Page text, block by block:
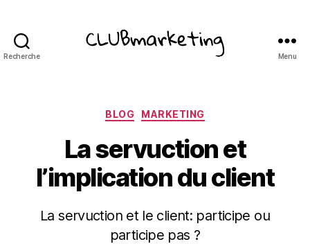
Recherche Menu
Catégories
BLOG MARKETING
La servuction et
l’implication du client
La servuction et le client: participe ou
participe pas ?